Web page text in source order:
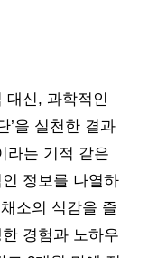
대신, 과학적인
’을 실천한 결과
라는 기적 같은
정보를 나열하
소의 식감을 즐
경험과 노하우